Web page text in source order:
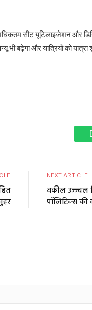
सीट यूटिलाइजेशन और
भी बढ़ेगा और यात्रियों को
NEXT ARTICLE
वकील उज्ज्वल
पॉलिटिक्स की